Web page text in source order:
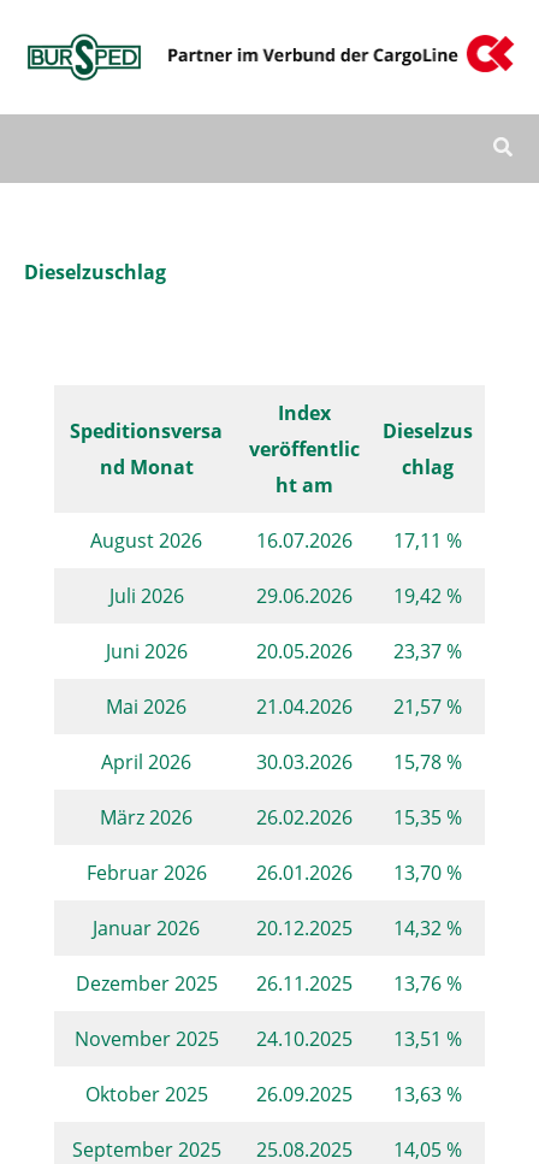
Inhalt
springen
Dieselzuschlag
Speditionsversa
nd Monat
Index
veröffentlic
ht am
Dieselzus
chlag
August 2026 16.07.2026
17,11 %
Juli 2026
29.06.2026
19,42 %
Juni 2026
20.05.2026
23,37 %
Mai 2026
21.04.2026
21,57 %
April 2026
30.03.2026
15,78 %
März 2026
26.02.2026
15,35 %
Februar 2026
26.01.2026
13,70 %
Januar 2026
20.12.2025
14,32 %
Dezember 2025
26.11.2025
13,76 %
November 2025
24.10.2025
13,51 %
Oktober 2025
26.09.2025
13,63 %
September 2025
25.08.2025
14,05 %